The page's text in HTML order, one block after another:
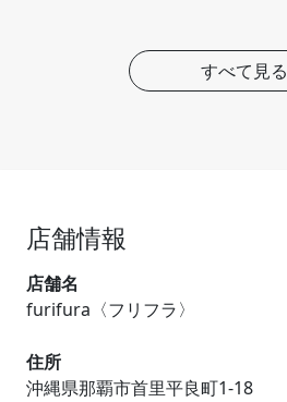
すべて見る
店舗情報
店舗名
furifura〈フリフラ〉
住所
沖縄県那覇市首里平良町1-18